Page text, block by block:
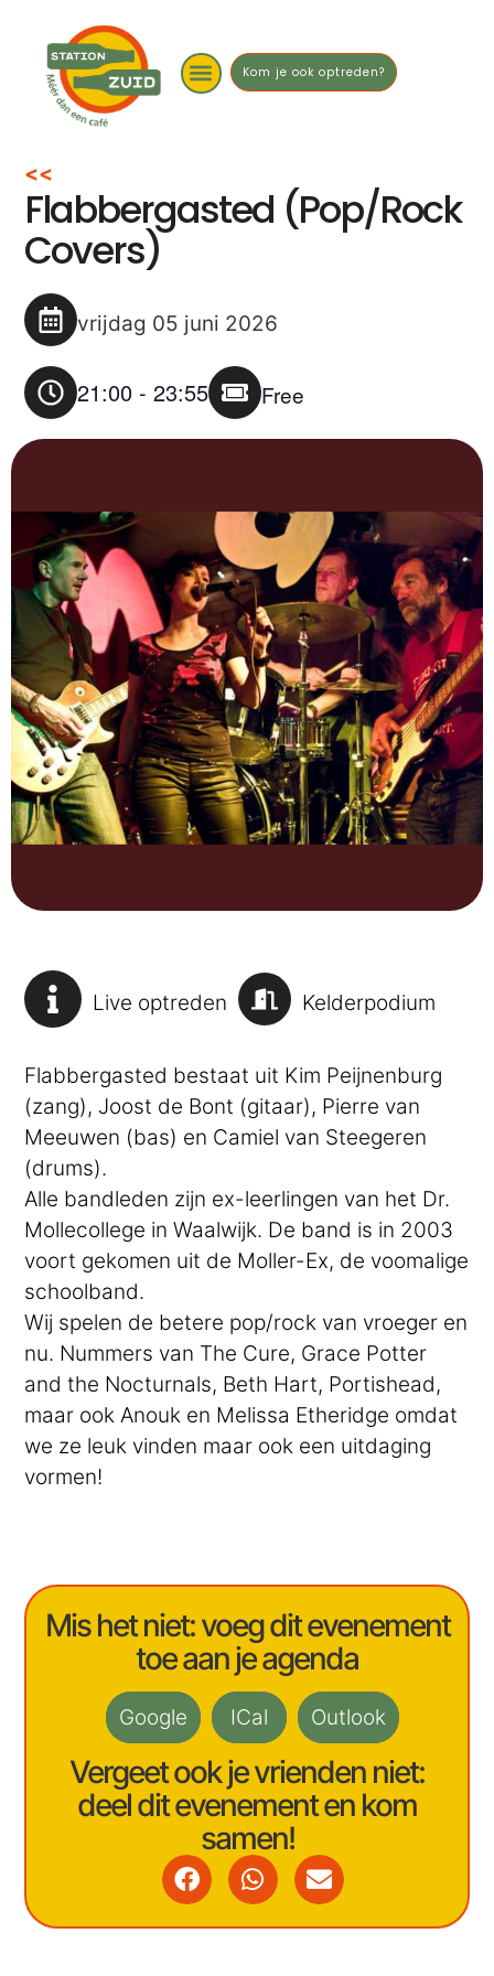
Kom je ook optreden?
<<
Flabbergasted (Pop/Rock
Covers)
vrijdag 05 juni 2026
21:00 -23:55 Free
Live optreden Kelderpodium
Flabbergasted bestaat uit Kim Peijnenburg
(zang), Joost de Bont (gitaar), Pierre van
Meeuwen (bas) en Camiel van Steegeren
(drums).
Alle bandleden zijn ex-leerlingen van het Dr.
Mollecollege in Waalwijk. De band is in 2003
voort gekomen uit de Moller-Ex, de voomalige
schoolband.
Wij spelen de betere pop/rock van vroeger en
nu. Nummers van The Cure, Grace Potter
and the Nocturnals, Beth Hart, Portishead,
maar ook Anouk en Melissa Etheridge omdat
we ze leuk vinden maar ook een uitdaging
vormen!
Mis het niet: voeg dit evenement
toe aan je agenda
Google ICal Outlook
Vergeet ook je vrienden niet:
deel dit evenement en kom
samen!